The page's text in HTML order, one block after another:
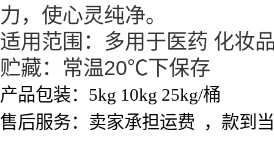
力，使心灵纯净。
适用范围：多用于医药 化妆
贮藏：常温20℃下保存
产品包装：5kg 10kg 25kg/桶
售后服务：卖家承担运费 ，款到